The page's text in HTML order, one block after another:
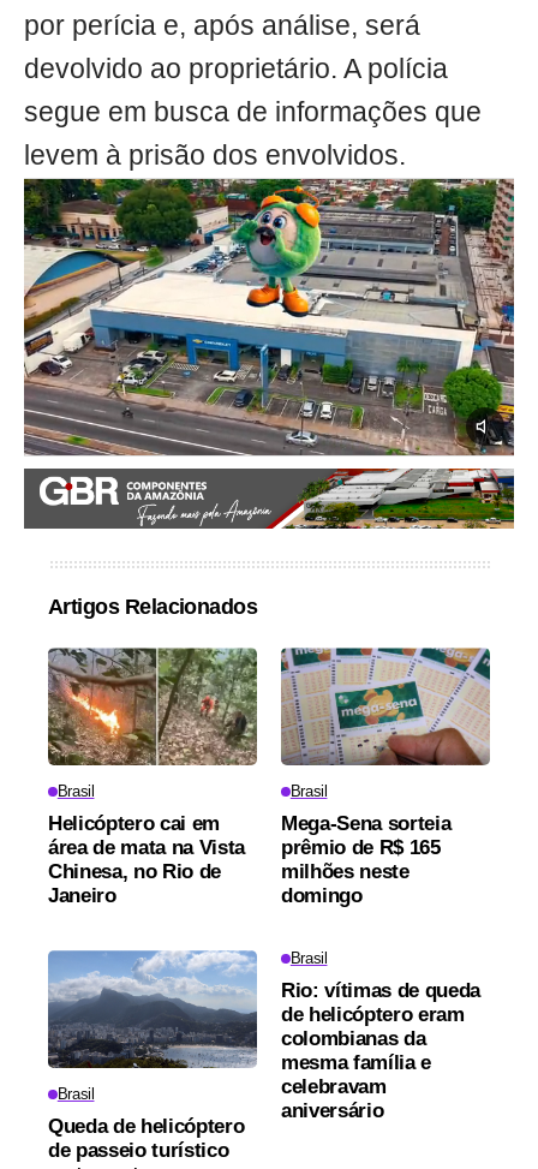
por perícia e, após análise, será
devolvido ao proprietário. A polícia
segue em busca de informações que
levem à prisão dos envolvidos.
Artigos Relacionados
Brasil
Helicóptero cai em
área de mata na Vista
Chinesa, no Rio de
Janeiro
Brasil
Mega-Sena sorteia
prêmio de R$ 165
milhões neste
domingo
Brasil
Queda de helicóptero
de passeio turístico
Brasil
Rio: vítimas de queda
de helicóptero eram
colombianas da
mesma família e
celebravam
aniversário